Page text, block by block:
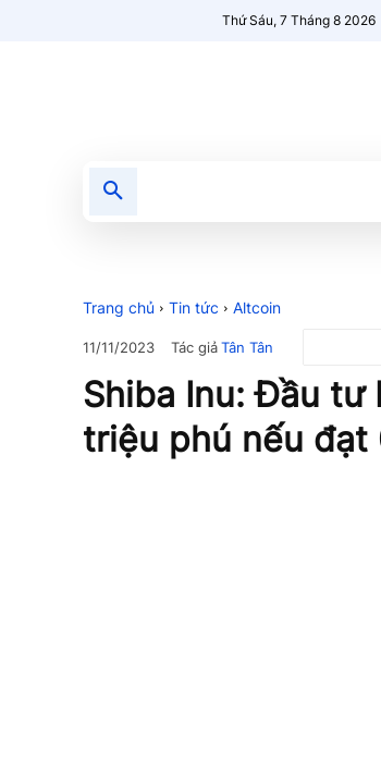
Thứ Sáu, 7 Tháng 8 2026
Trang chủ Tin tức Altcoin
11/11/2023 Tác giảTân Tân
Shiba Inu: Đầu tư
triệu phú nếu đạt